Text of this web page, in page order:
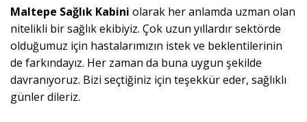
Maltepe Sağlık Kabini olarak her anlamda uzman olan
nitelikli bir sağlık ekibiyiz. Çok uzun yıllardır sektörde
olduğumuz için hastalarımızın istek ve beklentilerinin
de farkındayız. Her zaman da buna uygun şekilde
davranıyoruz. Bizi seçtiğiniz için teşekkür eder, sağlıklı
günler dileriz.